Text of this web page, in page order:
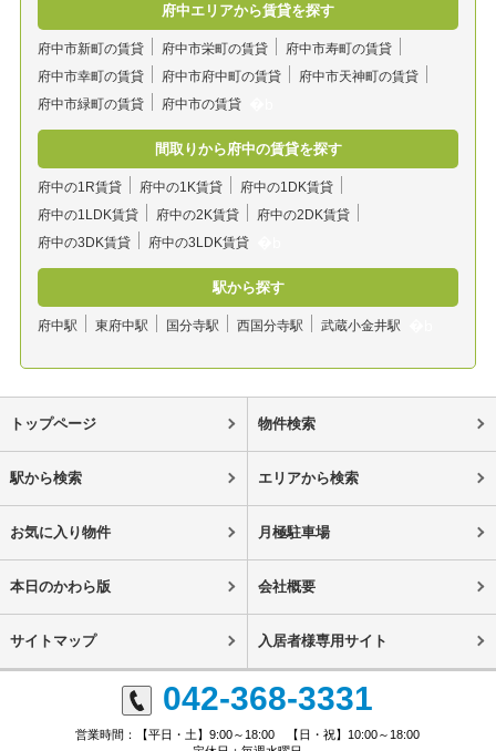
府中エリアから賃貸を探す
府中市新町の賃貸 府中市栄町の賃貸
府中市寿町の賃貸
府中市幸町の賃貸
府中市府中町の賃貸
府中市天神町の賃貸
府中市緑町の賃貸
府中市の賃貸
間取りから府中の賃貸を探す
府中の1R賃貸 府中の1K賃貸
府中の1DK賃貸
府中の1LDK賃貸
府中の2K賃貸
府中の2DK賃貸
府中の3DK賃貸
府中の3LDK賃貸
駅から探す
府中駅 東府中駅 国分寺駅 西国分寺駅 武蔵小金井駅
トップページ 物件検索
駅から検索 エリアから検索
お気に入り物件 月極駐車場
本日のかわら版 会社概要
サイトマップ 入居者様専用サイト
042-368-3331
営業時間：【平日・土】9:00～18:00 【日・祝】10:00～18:00